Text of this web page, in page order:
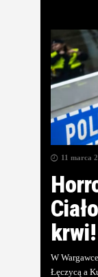
11 marca
krwi!
W
Łęczycą a